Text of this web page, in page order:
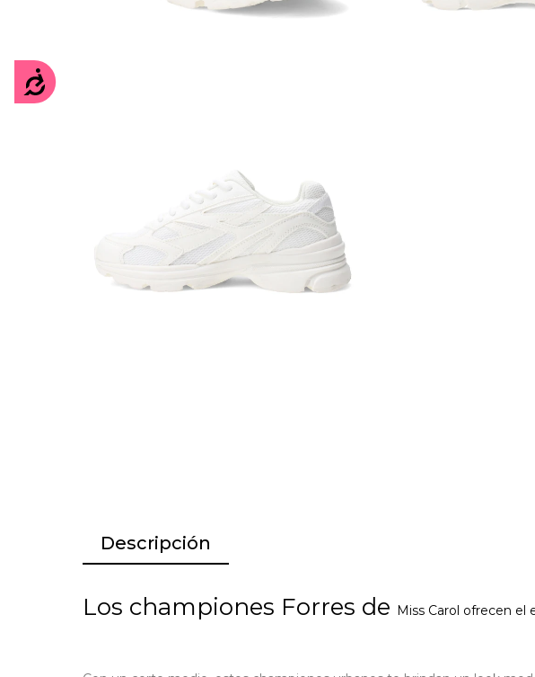
Accesibilidad
Descripción
Los championes Forres de Miss Carol ofrecen el